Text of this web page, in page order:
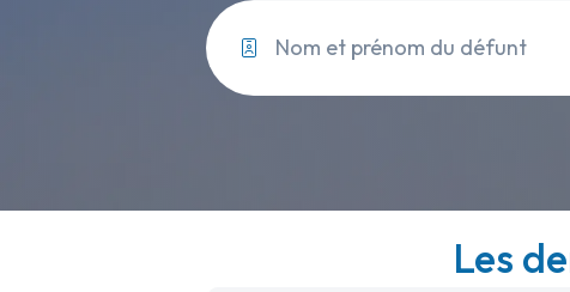
Les